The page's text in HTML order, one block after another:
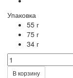
Упаковка
55 г
75 г
34 г
В корзину